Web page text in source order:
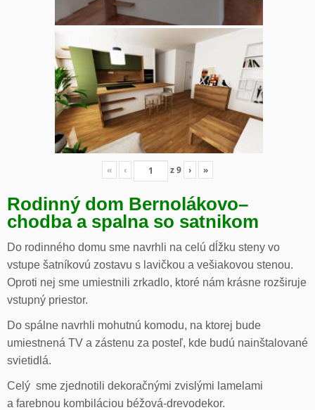
« ‹ z9 › »
Rodinný dom Bernolákovo–
chodba a spalna so satnikom
Do rodinného domu sme navrhli na celú dĺžku steny vo
vstupe šatníkovú zostavu s lavičkou a vešiakovou stenou.
Oproti nej sme umiestnili zrkadlo, ktoré nám krásne rozširuje
vstupný priestor.
Do spálne navrhli mohutnú komodu, na ktorej bude
umiestnená TV a zástenu za posteľ, kde budú nainštalované
svietidlá.
Celý sme zjednotili dekoračnými zvislými lamelami
a farebnou kombiláciou béžová-drevodekor.